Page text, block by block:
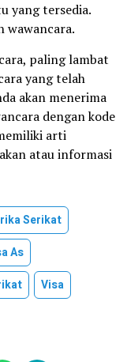
yang tersedia.
wawancara.
paling lambat
yang telah
akan menerima
dengan kode
arti
atau informasi
Serikat
As
Visa